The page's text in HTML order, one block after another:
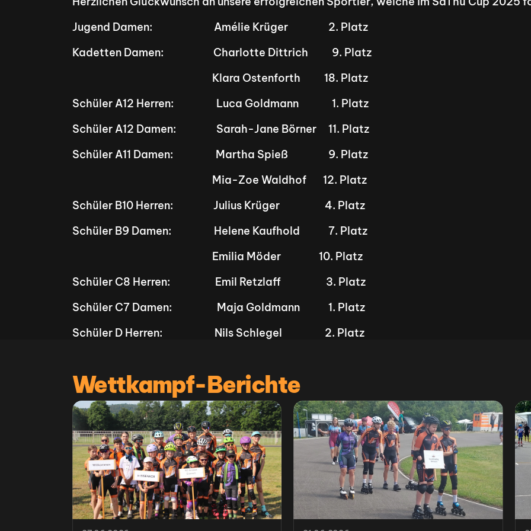
Jugend Damen:                          Amélie Krüger                 2. Platz
Kadetten Damen:                     Charlotte Dittrich          9. Platz
Klara Ostenforth          18. Platz
Schüler A12 Herren:                  Luca Goldmann              1. Platz
Schüler A12 Damen:                 Sarah-Jane Börner     11. Platz
Schüler A11 Damen:                  Martha Spieß                 9. Platz
Mia-Zoe Waldhof       12. Platz
Schüler B10 Herren:                 Julius Krüger                   4. Platz
Schüler B9 Damen:                  Helene Kaufhold            7. Platz
Emilia Möder                10. Platz
Schüler C8 Herren:                   Emil Retzlaff                   3. Platz
Schüler C7 Damen:                   Maja Goldmann            1. Platz
Schüler D Herren:                      Nils Schlegel                  2. Platz
Wettkampf-Berichte